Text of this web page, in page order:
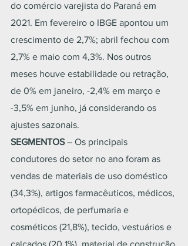
do comércio varejista do Paraná em
2021. Em fevereiro o IBGE apontou um
crescimento de 2,7%; abril fechou com
2,7% e maio com 4,3%. Nos outros
meses houve estabilidade ou retração,
de 0% em janeiro, -2,4% em março e
-3,5% em junho, já considerando os
ajustes sazonais.
SEGMENTOS – Os principais
condutores do setor no ano foram as
vendas de materiais de uso doméstico
(34,3%), artigos farmacêuticos, médicos,
ortopédicos, de perfumaria e
cosméticos (21,8%), tecido, vestuários e
calçados (20,1%), material de construção